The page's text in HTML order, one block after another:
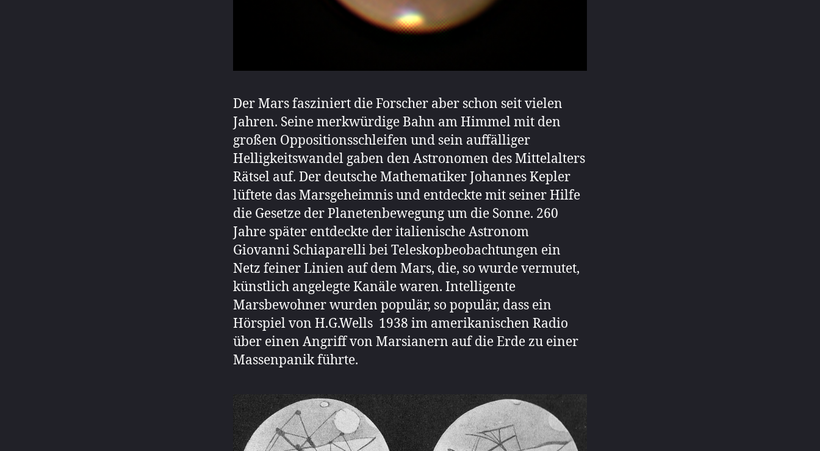
Der Mars fasziniert die Forscher aber schon seit vielen
Jahren. Seine merkwürdige Bahn am Himmel mit den
großen Oppositionsschleifen und sein auffälliger
Helligkeitswandel gaben den Astronomen des Mittelalters
Rätsel auf. Der deutsche Mathematiker Johannes Kepler
lüftete das Marsgeheimnis und entdeckte mit seiner Hilfe
die Gesetze der Planetenbewegung um die Sonne. 260
Jahre später entdeckte der italienische Astronom
Giovanni Schiaparelli bei Teleskopbeobachtungen ein
Netz feiner Linien auf dem Mars, die, so wurde vermutet,
künstlich angelegte Kanäle waren. Intelligente
Marsbewohner wurden populär, so populär, dass ein
Hörspiel von H.G.Wells 1938 im amerikanischen Radio
über einen Angriff von Marsianern auf die Erde zu einer
Massenpanik führte.